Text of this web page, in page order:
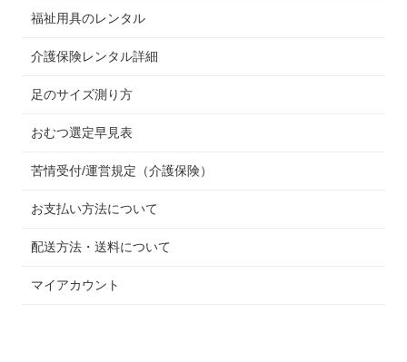
福祉用具のレンタル
介護保険レンタル詳細
足のサイズ測り方
おむつ選定早見表
苦情受付/運営規定（介護保険）
お支払い方法について
配送方法・送料について
マイアカウント